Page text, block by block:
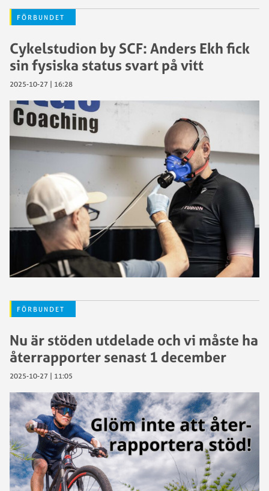
FÖRBUNDET
Cykelstudion by SCF: Anders Ekh fick
sin fysiska status svart på vitt
2025-10-27 | 16:28
FÖRBUNDET
Nu är stöden utdelade och vi måste ha
återrapporter senast 1 december
2025-10-27 | 11:05